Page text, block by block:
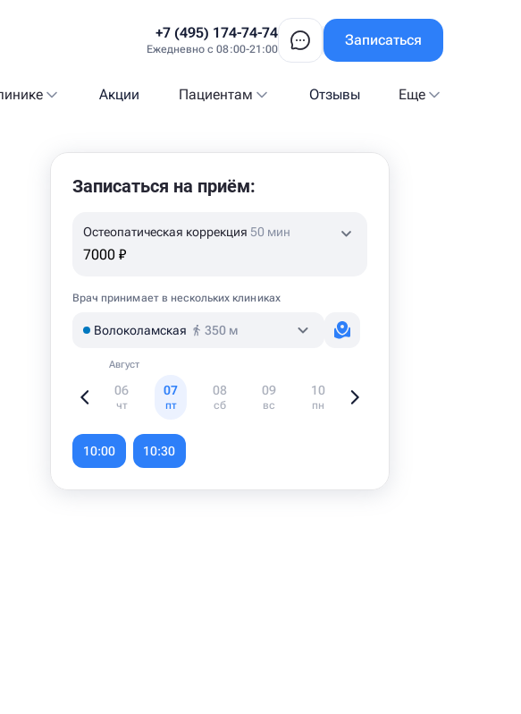
+7 (495) 174-74-74
Ежедневно с 08:00-21:00
Записаться
Акции Пациентам Отзывы
Еще
Записаться на приём:
Остеопатическая коррекция 50 мин
7000 ₽
Врач принимает в нескольких клиниках
Волоколамская 350 м
Август
06
чт
07
пт
08
сб
09
вс
10
пн
of
6
10:00 10:30